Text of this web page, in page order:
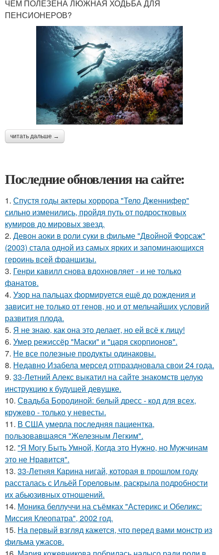
ЧЕМ ПОЛЕЗЕНА ЛЮЖНАЯ ХОДЬБА ДЛЯ
ПЕНСИОНЕРОВ?
читать дальше →
Последние обновления на сайте:
1. Спустя годы актеры хоррора "Тело Дженнифер"
сильно изменились, пройдя путь от подростковых
кумиров до мировых звезд.
2. Девон аоки в роли суки в фильме "Двойной Форсаж"
(2003) стала одной из самых ярких и запоминающихся
героинь всей франшизы.
3. Генри кавилл снова вдохновляет - и не только
фанатов.
4. Узор на пальцах формируется ещё до рождения и
зависит не только от генов, но и от мельчайших условий
развития плода.
5. Я не знаю, как она это делает, но ей всё к лицу!
6. Умер режиссёр "Маски" и "царя скорпионов".
7. Не все полезные продукты одинаковы.
8. Недавно Изабела мерсед отпраздновала свои 24 года.
9. 33-Летний Алекс выкатил на сайте знакомств целую
инструкцию к будущей девушке.
10. Свадьба Бородиной: белый дресс - код для всех,
кружево - только у невесты.
11. В США умерла последняя пациентка,
пользовавшаяся "Железным Легким".
12. "Я Могу Быть Умной, Когда это Нужно, но Мужчинам
это не Нравится".
13. 33-Летняя Карина нигай, которая в прошлом году
рассталась с Ильёй Гореловым, раскрыла подробности
их абьюзивных отношений.
14. Моника беллуччи на съёмках "Астерикс и Обеликс:
Миссия Клеопатра", 2002 год.
15. На первый взгляд кажется, что перед вами монстр из
фильма ужасов.